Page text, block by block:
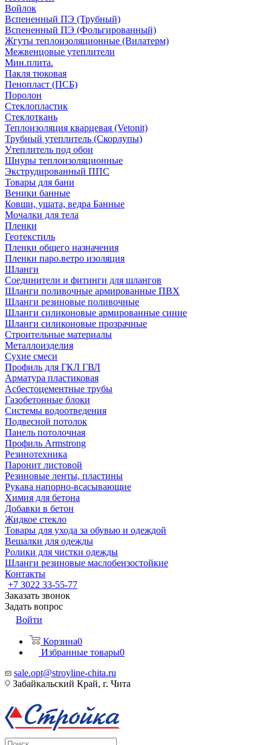
Войлок
Вспененный ПЭ (Трубный)
Вспененный ПЭ (Фольгированный)
Жгуты теплоизоляционные (Вилатерм)
Межвенцовые утеплители
Мин.плита.
Пакля тюковая
Пенопласт (ПСБ)
Поролон
Стеклопластик
Стеклоткань
Теплоизоляция кварцевая (Vetonit)
Трубный утеплитель (Скорлупы)
Утеплитель под обои
Шнуры теплоизоляционные
Экструдированный ППС
Товары для бани
Веники банные
Ковши, ушата, ведра Банные
Мочалки для тела
Пленки
Геотекстиль
Пленки общего назначения
Пленки паро.ветро изоляция
Шланги
Соединители и фитинги для шлангов
Шланги поливочные армированные ПВХ
Шланги резиновые поливочные
Шланги силиконовые армированные синие
Шланги силиконовые прозрачные
Строительные материалы
Металлоизделия
Сухие смеси
Профиль для ГКЛ ГВЛ
Арматура пластиковая
Асбестоцементные трубы
Газобетонные блоки
Системы водоотведения
Подвесной потолок
Панель потолочная
Профиль Armstrong
Резинотехника
Паронит листовой
Резиновые ленты, пластины
Рукава напорно-всасывающие
Химия для бетона
Добавки в бетон
Жидкое стекло
Товары для ухода за обувью и одеждой
Вешалки для одежды
Ролики для чистки одежды
Шланги резиновые маслобензостойкие
Контакты
+7 3022 33-55-77
Заказать звонок
Задать вопрос
Войти
Корзина0
Избранные товары0
sale.opt@stroyline-chita.ru
Забайкальский Край, г. Чита